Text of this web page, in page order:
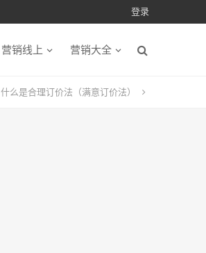
登录
营销线上 营销大全
什么是合理订价法（满意订价法）